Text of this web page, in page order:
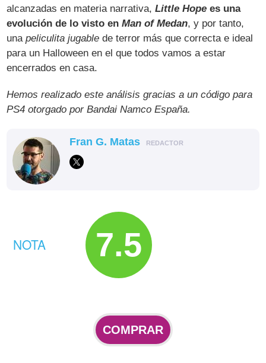
alcanzadas en materia narrativa,Little Hope es una
evolución de lo visto enMan of Medan, y por tanto,
unapeliculita jugable de terror más que correcta e ideal
para un Halloween en el que todos vamos a estar
encerrados en casa.
Hemos realizado este análisis gracias a un código para
PS4 otorgado por Bandai Namco España.
Fran G. Matas REDACTOR
NOTA 7.5
COMPRAR